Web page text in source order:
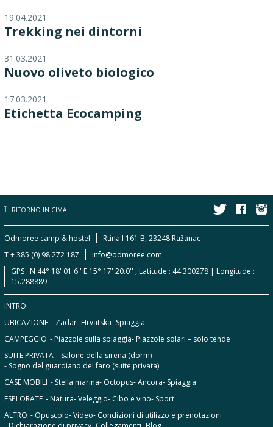
19.04.2021
Trekking nei dintorni
31.03.2021
Nuovo oliveto biologico
17.03.2021
Etichetta Ecocamping
RITORNO IN CIMA
Odmoree camp & hostel
Rtina I 161 B, 23248 Ražanac
T + 385 (0) 98 272 187
info@odmoree.com
GPS : N 44° 18' 01.6'' E 15° 17' 20.0'' , Latitude : 44.300278 | Longitude :
15.288889
INTRO
UBICAZIONE - Zadar- Hrvatska- Spiaggia
CAMPEGGIO - Piazzole sulla spiaggia- Piazzole solari – solo tende
SUITE PRIVATA - Salone della sirena (dorm)
- Sogno del guardiano del faro (suite privata)
CASE MOBILI - Stella marina- Octopus- Ancora- Spiaggia
ESPLORATE - Natura- Veleggio- Cibo e vino- Sport
ALTRO - Opuscolo- Video- Condizioni di utilizzo e prenotazioni